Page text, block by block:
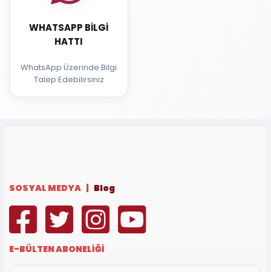
WHATSAPP BILGI
HATTI
WhatsApp Üzerinde Bilgi
Talep Edebilirsiniz
SOSYAL MEDYA | Blog
E-BÜLTEN ABONELİĞİ